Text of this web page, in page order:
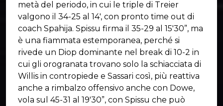
metà del periodo, in cui le triple di Treier
valgono il 34-25 al 14', con pronto time out di
coach Spahija. Spissu firma il 35-29 al 15'30”, ma
è una fiammata estemporanea, perché si
rivede un Diop dominante nel break di 10-2 in
cui gli orogranata trovano solo la schiacciata di
Willis in contropiede e Sassari così, più reattiva
anche a rimbalzo offensivo anche con Dowe,
vola sul 45-31 al 19'30”, con Spissu che può